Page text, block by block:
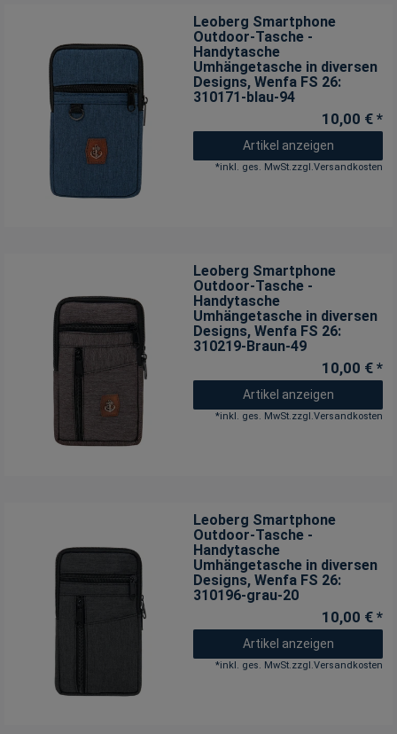
Leoberg Smartphone
Outdoor-Tasche -
Handytasche
Umhängetasche in diversen
Designs, Wenfa FS 26:
310171-blau-94
10,00 € *
Artikel anzeigen
*inkl. ges. MwSt.zzgl.Versandkosten
Leoberg Smartphone
Outdoor-Tasche -
Handytasche
Umhängetasche in diversen
Designs, Wenfa FS 26:
310219-Braun-49
10,00 € *
Artikel anzeigen
*inkl. ges. MwSt.zzgl.Versandkosten
Leoberg Smartphone
Outdoor-Tasche -
Handytasche
Umhängetasche in diversen
Designs, Wenfa FS 26:
310196-grau-20
10,00 € *
Artikel anzeigen
*inkl. ges. MwSt.zzgl.Versandkosten